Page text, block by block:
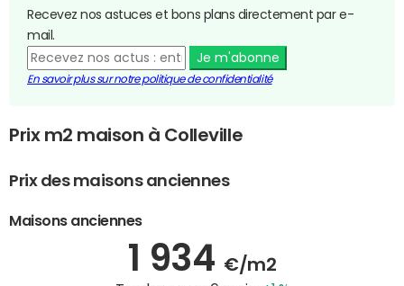
Recevez nos astuces et bons plans directement par e-
mail.
Je m'abonne
En savoir plus sur notre politique de confidentialité
Prix m2 maison à Colleville
Prix des maisons anciennes
Maisons anciennes
1 934 €/m2